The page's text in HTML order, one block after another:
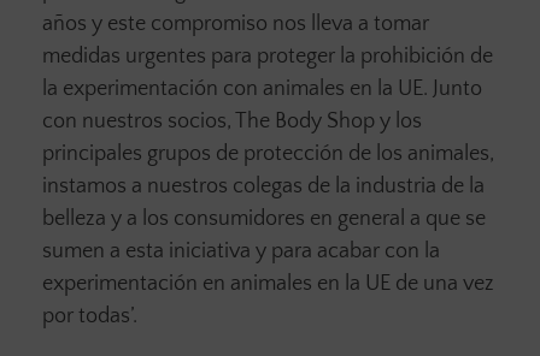
años y este compromiso nos lleva a tomar
medidas urgentes para proteger la prohibición de
la experimentación con animales en la UE. Junto
con nuestros socios, The Body Shop y los
principales grupos de protección de los animales,
instamos a nuestros colegas de la industria de la
belleza y a los consumidores en general a que se
sumen a esta iniciativa y para acabar con la
experimentación en animales en la UE de una vez
por todas’.